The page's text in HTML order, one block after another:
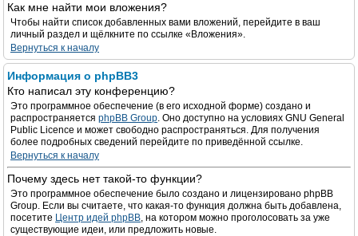
Как мне найти мои вложения?
Чтобы найти список добавленных вами вложений, перейдите в ваш
личный раздел и щёлкните по ссылке «Вложения».
Вернуться к началу
Информация о phpBB3
Кто написал эту конференцию?
Это программное обеспечение (в его исходной форме) создано и
распространяется phpBB Group. Оно доступно на условиях GNU General
Public Licence и может свободно распространяться. Для получения
более подробных сведений перейдите по приведённой ссылке.
Вернуться к началу
Почему здесь нет такой-то функции?
Это программное обеспечение было создано и лицензировано phpBB
Group. Если вы считаете, что какая-то функция должна быть добавлена,
посетите Центр идей phpBB, на котором можно проголосовать за уже
существующие идеи, или предложить новые.